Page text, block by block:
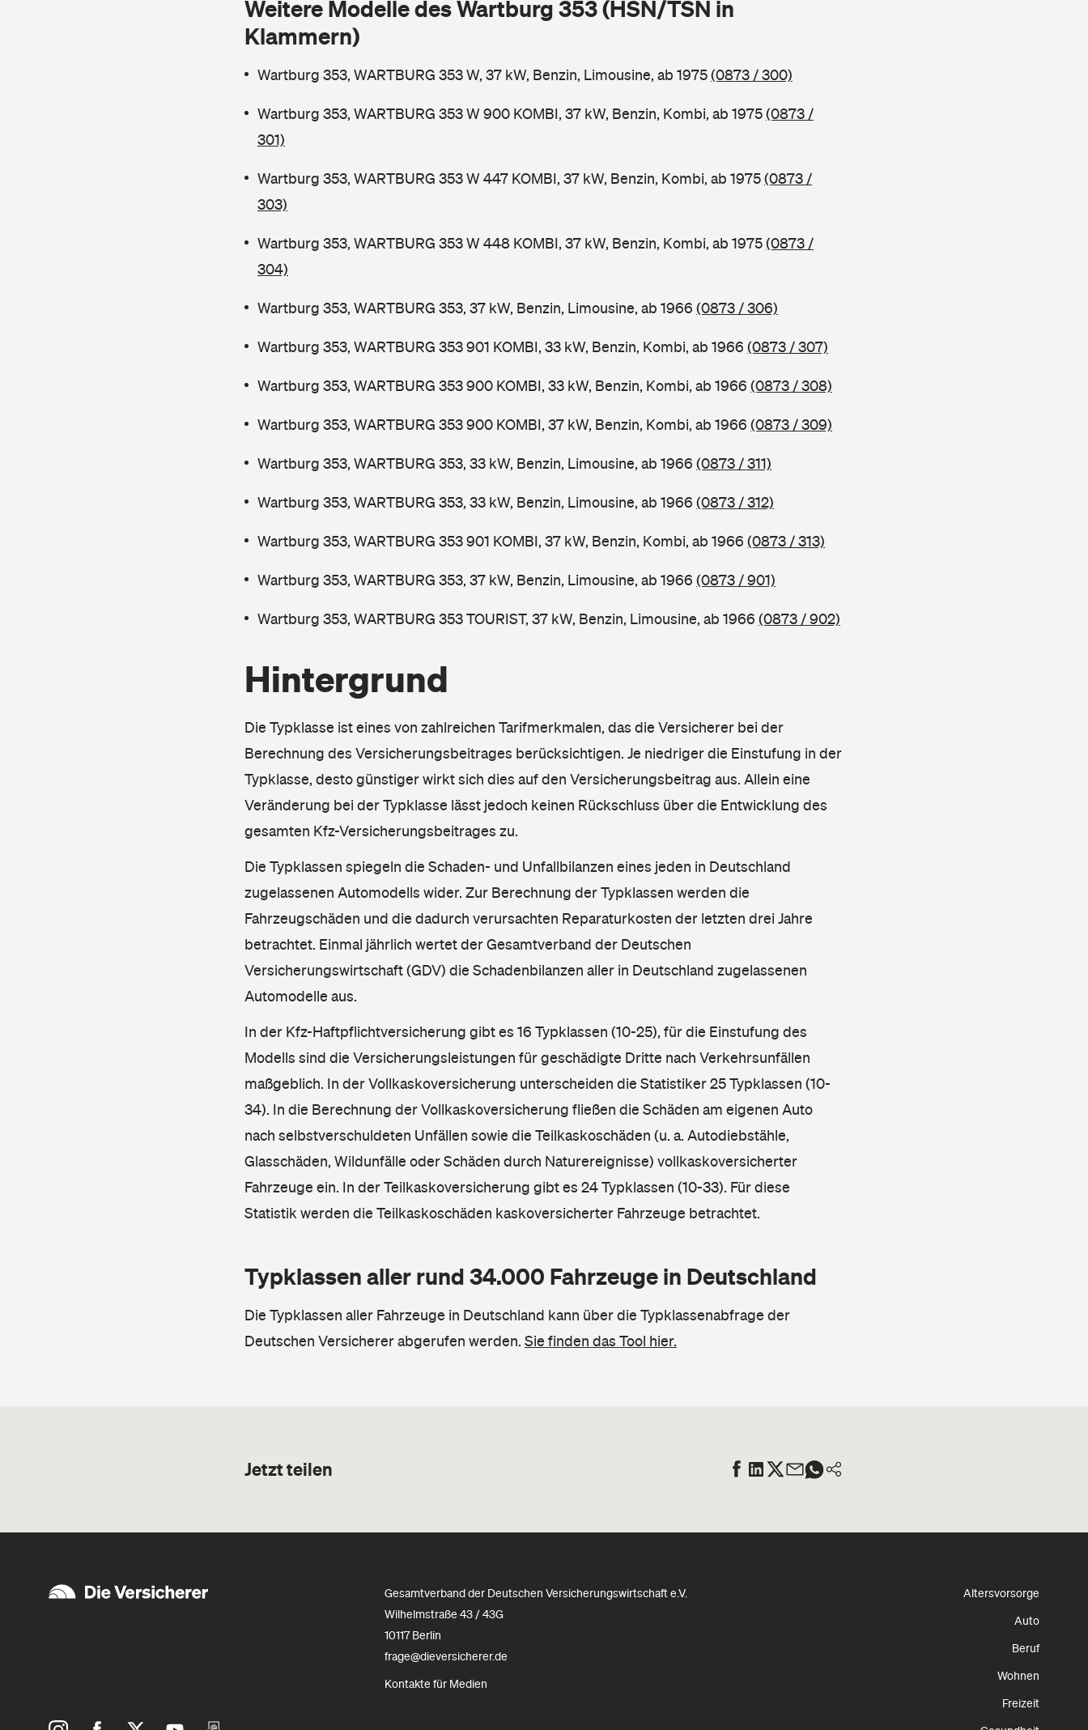
Weitere Modelle des Wartburg 353 (HSN/TSN in
Klammern)
Wartburg 353, WARTBURG 353 W, 37 kW, Benzin, Limousine, ab 1975(0873 / 300)
Wartburg 353, WARTBURG 353 W 900 KOMBI, 37 kW, Benzin, Kombi, ab 1975(0873 /
301)
Wartburg 353, WARTBURG 353 W 447 KOMBI, 37 kW, Benzin, Kombi, ab 1975(0873 /
303)
Wartburg 353, WARTBURG 353 W 448 KOMBI, 37 kW, Benzin, Kombi, ab 1975(0873 /
304)
Wartburg 353, WARTBURG 353, 37 kW, Benzin, Limousine, ab 1966 (0873 / 306)
Wartburg 353, WARTBURG 353 901 KOMBI, 33 kW, Benzin, Kombi, ab 1966 (0873 / 307)
Wartburg 353, WARTBURG 353 900 KOMBI, 33 kW, Benzin, Kombi, ab 1966 (0873 / 308)
Wartburg 353, WARTBURG 353 900 KOMBI, 37 kW, Benzin, Kombi, ab 1966 (0873 / 309)
Wartburg 353, WARTBURG 353, 33 kW, Benzin, Limousine, ab 1966 (0873 / 311)
Wartburg 353, WARTBURG 353, 33 kW, Benzin, Limousine, ab 1966 (0873 / 312)
Wartburg 353, WARTBURG 353 901 KOMBI, 37 kW, Benzin, Kombi, ab 1966 (0873 / 313)
Wartburg 353, WARTBURG 353, 37 kW, Benzin, Limousine, ab 1966 (0873 / 901)
Wartburg 353, WARTBURG 353 TOURIST, 37 kW, Benzin, Limousine, ab 1966 (0873 / 902)
Hintergrund
Die Typklasse ist eines von zahlreichen Tarifmerkmalen, das die Versicherer bei der
Berechnung des Versicherungsbeitrages berücksichtigen. Je niedriger die Einstufung in der
Typklasse, desto günstiger wirkt sich dies auf den Versicherungsbeitrag aus. Allein eine
Veränderung bei der Typklasse lässt jedoch keinen Rückschluss über die Entwicklung des
gesamten Kfz-Versicherungsbeitrages zu.
Die Typklassen spiegeln die Schaden- und Unfallbilanzen eines jeden in Deutschland
zugelassenen Automodells wider. Zur Berechnung der Typklassen werden die
Fahrzeugschäden und die dadurch verursachten Reparaturkosten der letzten drei Jahre
betrachtet. Einmal jährlich wertet der Gesamtverband der Deutschen
Versicherungswirtschaft (GDV) die Schadenbilanzen aller in Deutschland zugelassenen
Automodelle aus.
In der Kfz-Haftpflichtversicherung gibt es 16 Typklassen (10-25), für die Einstufung des
Modells sind die Versicherungsleistungen für geschädigte Dritte nach Verkehrsunfällen
maßgeblich. In der Vollkaskoversicherung unterscheiden die Statistiker 25 Typklassen (10-
34). In die Berechnung der Vollkaskoversicherung fließen die Schäden am eigenen Auto
nach selbstverschuldeten Unfällen sowie die Teilkaskoschäden (u. a. Autodiebstähle,
Glasschäden, Wildunfälle oder Schäden durch Naturereignisse) vollkaskoversicherter
Fahrzeuge ein. In der Teilkaskoversicherung gibt es 24 Typklassen (10-33). Für diese
Statistik werden die Teilkaskoschäden kaskoversicherter Fahrzeuge betrachtet.
Typklassen aller rund 34.000 Fahrzeuge in Deutschland
Die Typklassen aller Fahrzeuge in Deutschland kann über die Typklassenabfrage der
Deutschen Versicherer abgerufen werden. Sie finden das Tool hier.
Jetzt teilen
Gesamtverband der Deutschen Versicherungswirtschaft e.V.
Wilhelmstraße 43 / 43G
10117 Berlin
frage@dieversicherer.de
Kontakte für Medien
Altersvorsorge
Auto
Beruf
Wohnen
Freizeit